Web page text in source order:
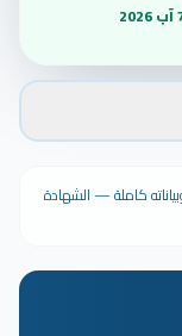
وبياناته كاملة — الشهادة